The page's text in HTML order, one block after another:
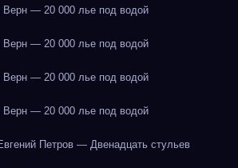
— 20 000 лье под водой
— 20 000 лье под водой
— 20 000 лье под водой
— 20 000 лье под водой
Петров — Двенадцать стульев